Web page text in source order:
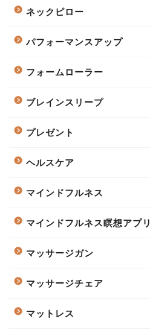
ネックピロー
パフォーマンスアップ
フォームローラー
ブレインスリープ
プレゼント
ヘルスケア
マインドフルネス
マインドフルネス瞑想アプリ
マッサージガン
マッサージチェア
マットレス